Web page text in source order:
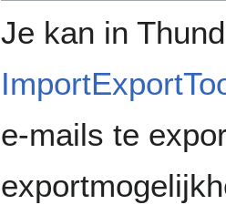
Je kan in
e-mails te